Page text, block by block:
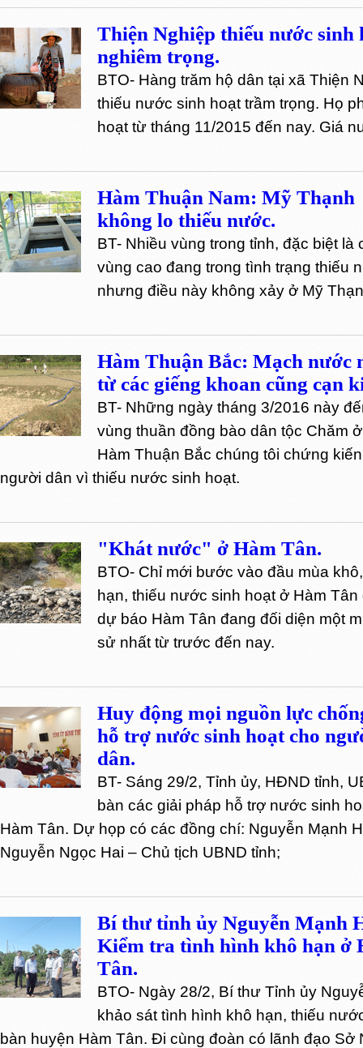
Thiện Nghiệp thiếu nước sinh
nghiêm trọng.
BTO- Hàng trăm hộ dân tại xã Thiện
thiếu nước sinh hoạt trầm trọng. Họ
hoạt từ tháng 11/2015 đến nay. Giá
Hàm Thuận Nam: Mỹ Thạnh
không lo thiếu nước.
BT- Nhiều vùng trong tỉnh, đặc biệt là
vùng cao đang trong tình trạng thiếu
nhưng điều này không xảy ở Mỹ
Hàm Thuận Bắc: Mạch nước
từ các giếng khoan cũng cạn
BT- Những ngày tháng 3/2016 này
vùng thuần đồng bào dân tộc Chăm
Hàm Thuận Bắc chúng tôi chứng
người dân vì thiếu nước sinh hoạt.
"Khát nước" ở Hàm Tân.
BTO- Chỉ mới bước vào đầu mùa
hạn, thiếu nước sinh hoạt ở Hàm
dự báo Hàm Tân đang đối diện một
sử nhất từ trước đến nay.
Huy động mọi nguồn lực
hỗ trợ nước sinh hoạt cho
dân.
BT- Sáng 29/2, Tỉnh ủy, HĐND tỉnh,
bàn các giải pháp hỗ trợ nước sinh
Hàm Tân. Dự họp có các đồng chí: Nguyễn Mạnh
Nguyễn Ngọc Hai – Chủ tịch UBND tỉnh;
Bí thư tỉnh ủy Nguyễn Mạnh
Kiểm tra tình hình khô hạn ở
Tân.
BTO- Ngày 28/2, Bí thư Tỉnh ủy
khảo sát tình hình khô hạn, thiếu
bàn huyện Hàm Tân. Đi cùng đoàn có lãnh đạo Sở